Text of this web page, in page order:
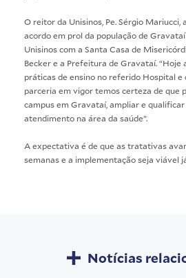
O reitor da Unisinos, Pe. Sérgio Mariucci,
acordo em prol da população de
Unisinos com a Santa Casa de
Becker e a Prefeitura de Gravataí. “Hoje
práticas de ensino no referido Hospital e
parceria em vigor temos certeza de que
campus em Gravataí, ampliar e
atendimento na área da saúde”.
A expectativa é de que as tratativas
semanas e a implementação seja viável
Notícias